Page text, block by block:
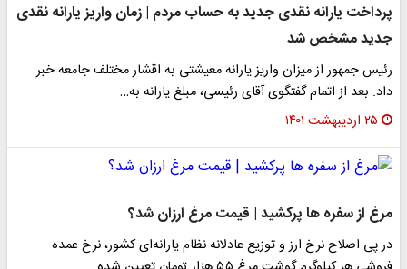
پرداخت یارانه نقدی جدید به حساب مردم | زمان واریز یارانه نقدی
جدید مشخص شد
رئیس جمهور از میزان واریز یارانه معیشتی به اقشار مختلف جامعه خبر
داد. بعد از اتمام گفتگوی آقای رئیسی، مبلغ یارانه به…
۲۵ اردیبهشت ۱۴۰۱
مرغ از سفره ها پرکشید | قیمت مرغ ارزان شد؟
​در پی اصلاح نرخ ارز و توزیع عادلانه نظام یارانه‌ای کشور، نرخ عمده